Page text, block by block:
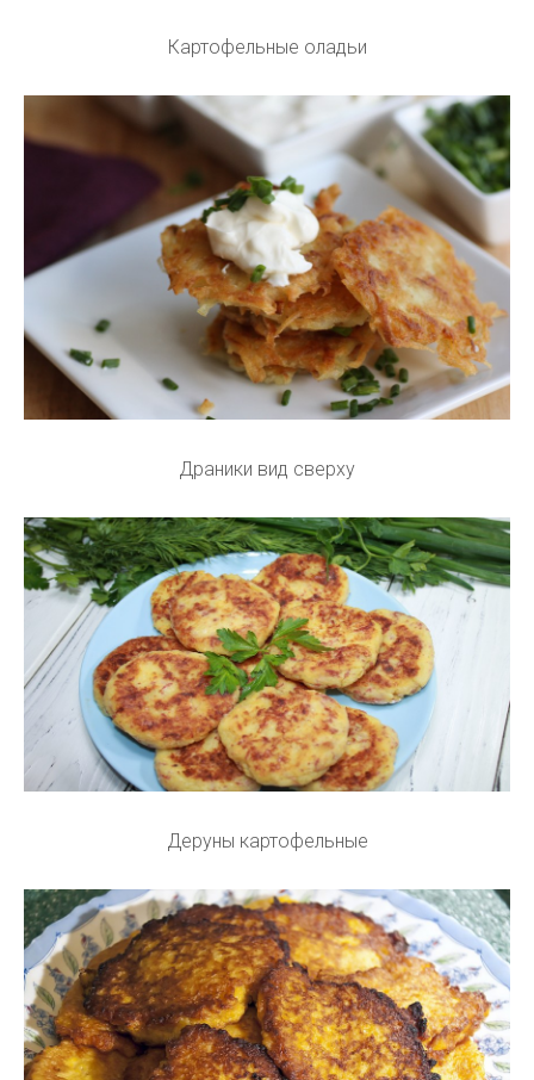
Картофельные оладьи
Драники вид сверху
Деруны картофельные